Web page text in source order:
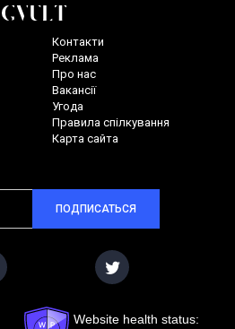
Контакти
Реклама
Про нас
Вакансії
Угода
Правила спілкування
Карта сайта
ПОДПИСАТЬСЯ
Website health status: